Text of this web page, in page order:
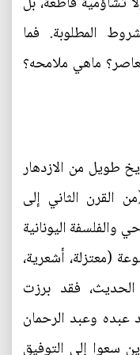
المطلوبة. فما
ماهي ملامحه؟
طويل من الازدهار
القرن الثاني إلى
والفلسفة اليونانية
(معتزلة، أشعرية،
فقد برزت
عبده وعبد الرحمان
سعوا إلى التوفيق